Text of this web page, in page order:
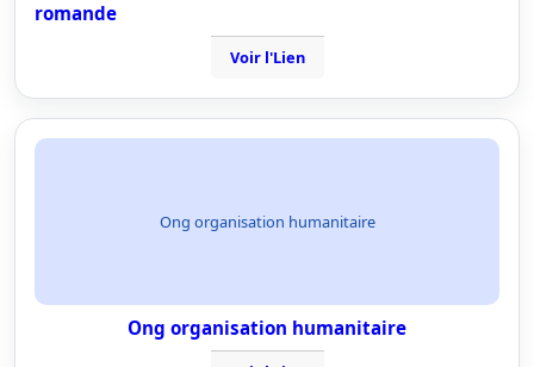
romande
Voir l'Lien
Ong organisation humanitaire
Ong organisation humanitaire